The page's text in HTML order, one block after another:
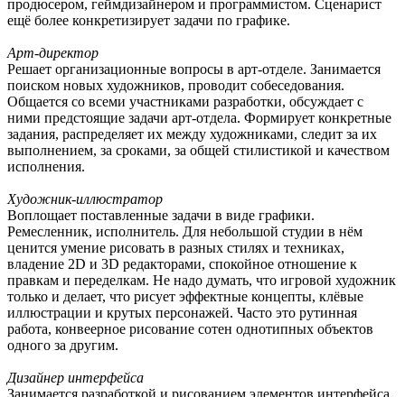
продюсером, геймдизайнером и программистом. Сценарист
ещё более конкретизирует задачи по графике.
Арт-директор
Решает организационные вопросы в арт-отделе. Занимается
поиском новых художников, проводит собеседования.
Общается со всеми участниками разработки, обсуждает с
ними предстоящие задачи арт-отдела. Формирует конкретные
задания, распределяет их между художниками, следит за их
выполнением, за сроками, за общей стилистикой и качеством
исполнения.
Художник-иллюстратор
Воплощает поставленные задачи в виде графики.
Ремесленник, исполнитель. Для небольшой студии в нём
ценится умение рисовать в разных стилях и техниках,
владение 2D и 3D редакторами, спокойное отношение к
правкам и переделкам. Не надо думать, что игровой художник
только и делает, что рисует эффектные концепты, клёвые
иллюстрации и крутых персонажей. Часто это рутинная
работа, конвеерное рисование сотен однотипных объектов
одного за другим.
Дизайнер интерфейса
Занимается разработкой и рисованием элементов интерфейса.